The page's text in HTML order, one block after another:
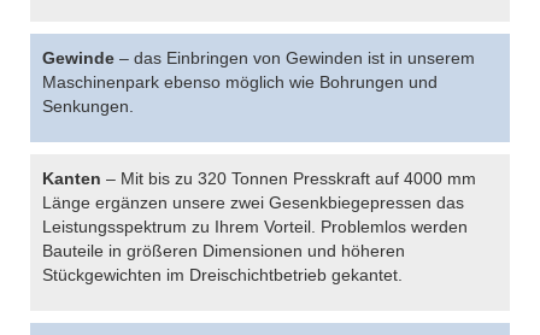
Gewinde – das Einbringen von Gewinden ist in unserem
Maschinenpark ebenso möglich wie Bohrungen und
Senkungen.
Kanten – Mit bis zu 320 Tonnen Presskraft auf 4000 mm
Länge ergänzen unsere zwei Gesenkbiegepressen das
Leistungsspektrum zu Ihrem Vorteil. Problemlos werden
Bauteile in größeren Dimensionen und höheren
Stückgewichten im Dreischichtbetrieb gekantet.